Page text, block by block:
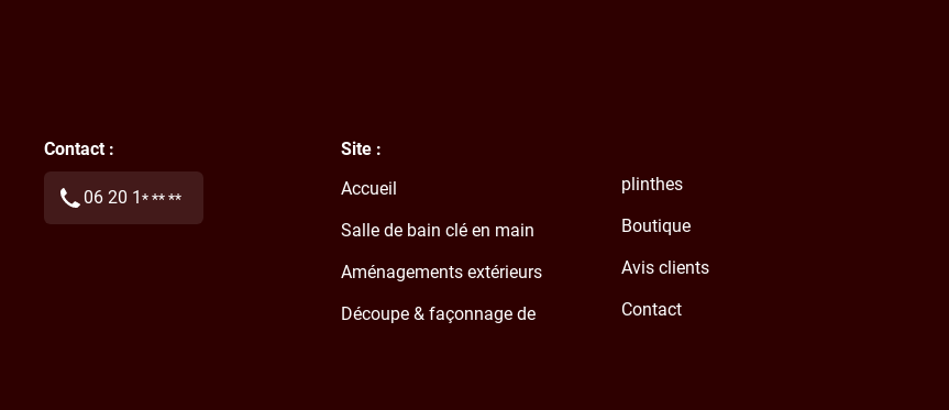
Contact :
06 20 1* ** **
Site :
Accueil
Salle de bain clé en main
Aménagements extérieurs
Découpe & façonnage de
plinthes
Boutique
Avis clients
Contact